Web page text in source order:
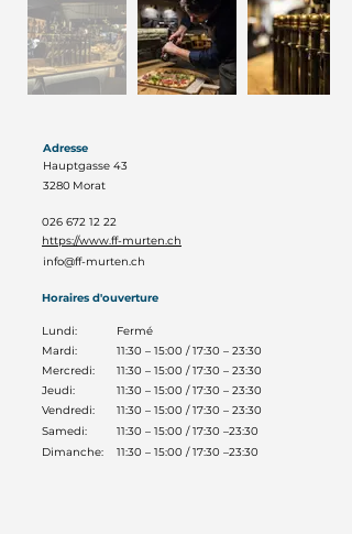
Adresse
Morat
3280
Hauptgasse 43
026 672 12 22
https://www.ff-murten.ch
info@ff-murten.ch
Horaires d'ouverture
Fermé
11:30 – 15:00 / 17:30 – 23:30
11:30 – 15:00 / 17:30 – 23:30
11:30 – 15:00 / 17:30 – 23:30
11:30 – 15:00 / 17:30 – 23:30
11:30 – 15:00 / 17:30 –23:30
11:30 – 15:00 / 17:30 –23:30
Lundi:
Mardi:
Mercredi:
Jeudi:
Vendredi:
Samedi:
Dimanche: